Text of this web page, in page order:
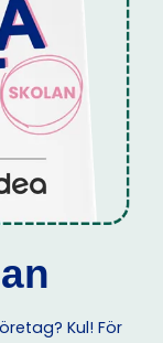
Kul! För